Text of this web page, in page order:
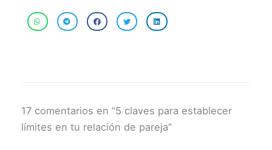
17 comentarios en “5 claves para establecer
límites en tu relación de pareja”